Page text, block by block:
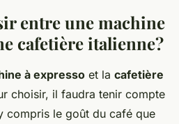
entre une machine
cafetière italienne?
à expresso et la cafetière
choisir, il faudra tenir compte
compris le goût du café que